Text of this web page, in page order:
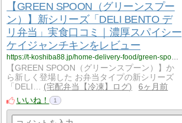
【GREEN SPOON（グリーンスプー
ン）】新シリーズ「DELI BENTO デ
リ弁当」実食口コミ｜濃厚スパイシー
ケイジャンチキンをレビュー
https://t-koshiba88.jp/home-delivery-food/green-spoon/cajun-chicken/
【GREEN SPOON（グリーンスプーン）】か
ら新しく登場した お弁当タイプの新シリーズ
「DELI…
宅配弁当【冷凍】ログ
6ヶ月前
いいね！
1